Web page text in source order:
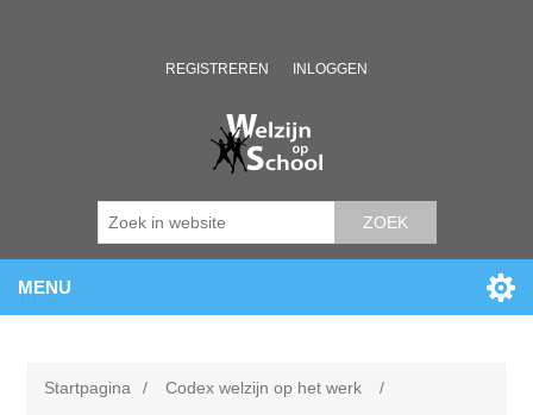
REGISTREREN INLOGGEN
ZOEK
MENU
Startpagina / Codex welzijn op het werk
/